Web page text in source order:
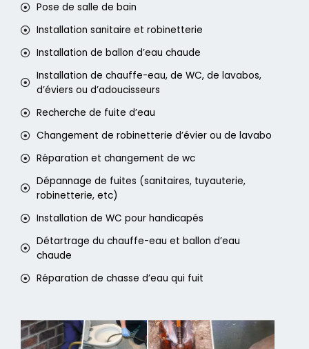
Pose de salle de bain
Installation sanitaire et robinetterie
Installation de ballon d’eau chaude
Installation de chauffe-eau, de WC, de lavabos,
d’éviers ou d’adoucisseurs
Recherche de fuite d’eau
Changement de robinetterie d’évier ou de lavabo
Réparation et changement de wc
Dépannage de fuites (sanitaires, tuyauterie,
robinetterie, etc)
Installation de WC pour handicapés
Détartrage du chauffe-eau et ballon d’eau
chaude
Réparation de chasse d’eau qui fuit